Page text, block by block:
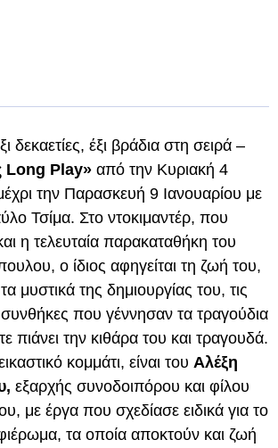
δεκαετίες, έξι βράδια στη σειρά –
Long Play» από την Κυριακή 4
την Παρασκευή 9 Ιανουαρίου με
Τσίμα. Στο ντοκιμαντέρ, που
η τελευταία παρακαταθήκη του
ο ίδιος αφηγείται τη ζωή του,
μυστικά της δημιουργίας του, τις
συνθήκες που γέννησαν τα τραγούδια
πιάνει την κιθάρα του και τραγουδά.
κομμάτι, είναι του Αλέξη
εξαρχής συνοδοιπόρου και φίλου
με έργα που σχεδίασε ειδικά για το
τα οποία αποκτούν και ζωή